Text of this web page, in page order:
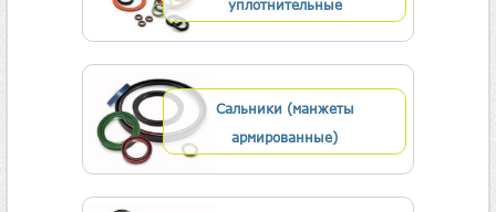
уплотнительные
Сальники (манжеты
армированные)